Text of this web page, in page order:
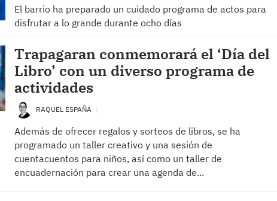
El barrio ha preparado un cuidado programa de actos para
disfrutar a lo grande durante ocho días
Trapagaran conmemorará el ‘Día del
Libro’ con un diverso programa de
actividades
RAQUEL ESPAÑA
Además de ofrecer regalos y sorteos de libros, se ha
programado un taller creativo y una sesión de
cuentacuentos para niños, así como un taller de
encuadernación para crear una agenda de...